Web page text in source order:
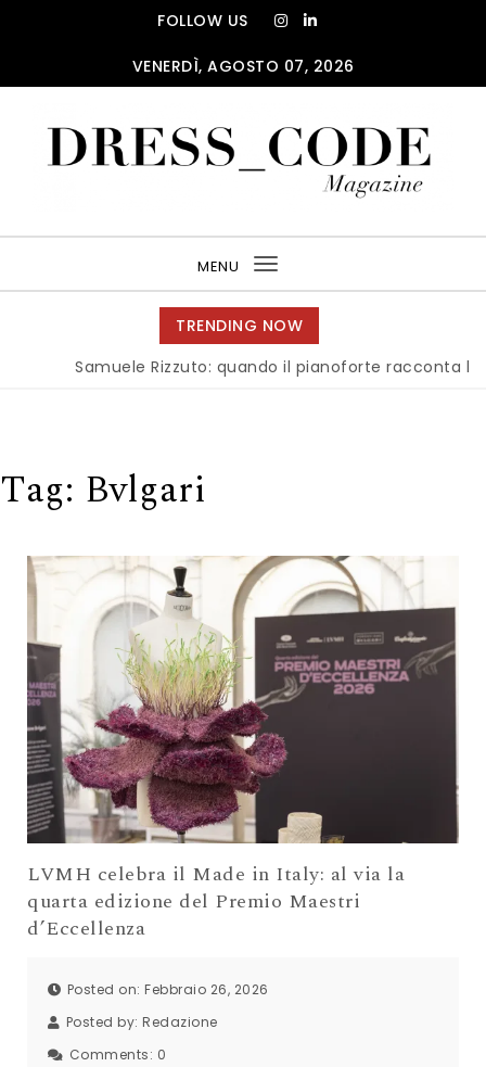
FOLLOW US
VENERDÌ, AGOSTO 07, 2026
MENU
Toggle
navigation
TRENDING NOW
Samuele Rizzuto: quando il pianoforte racconta
Tag: Bvlgari
LVMH celebra il Made in Italy: al via la
quarta edizione del Premio Maestri
d’Eccellenza
Posted on: Febbraio 26, 2026
Posted by: Redazione
Comments: 0